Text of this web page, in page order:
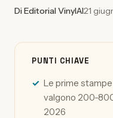
Di Editorial VinylAI21
PUNTI CHIAVE
Le prime stampe
valgono 200-
2026